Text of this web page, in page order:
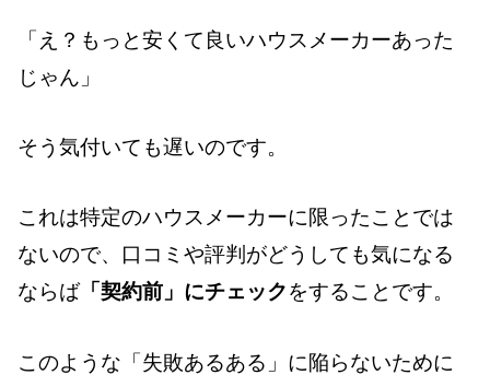
「え？もっと安くて良いハウスメーカーあった
じゃん」
そう気付いても遅いのです。
これは特定のハウスメーカーに限ったことでは
ないので、口コミや評判がどうしても気になる
ならば「契約前」にチェックをすることです。
このような「失敗あるある」に陥らないために